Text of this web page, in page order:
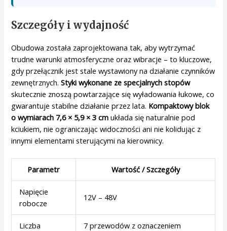
Szczegóły i wydajność
Obudowa została zaprojektowana tak, aby wytrzymać
trudne warunki atmosferyczne oraz wibracje – to kluczowe,
gdy przełącznik jest stale wystawiony na działanie czynników
zewnętrznych.Styki wykonane ze specjalnych stopów
skutecznie znoszą powtarzające się wyładowania łukowe, co
gwarantuje stabilne działanie przez lata. Kompaktowy blok
o wymiarach 7,6 × 5,9 × 3 cm układa się naturalnie pod
kciukiem, nie ograniczając widoczności ani nie kolidując z
innymi elementami sterującymi na kierownicy.
Parametr Wartość / Szczegóły
Napięcie
robocze
12V – 48V
Liczba
7 przewodów z oznaczeniem